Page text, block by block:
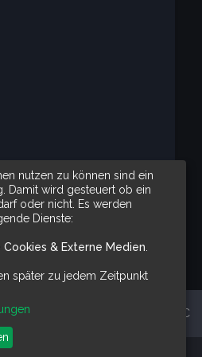
UTC
nutzen zu können sind ein
Damit wird gesteuert ob ein
oder nicht. Es werden
Dienste:
& Externe Medien
später zu jedem Zeitpunkt